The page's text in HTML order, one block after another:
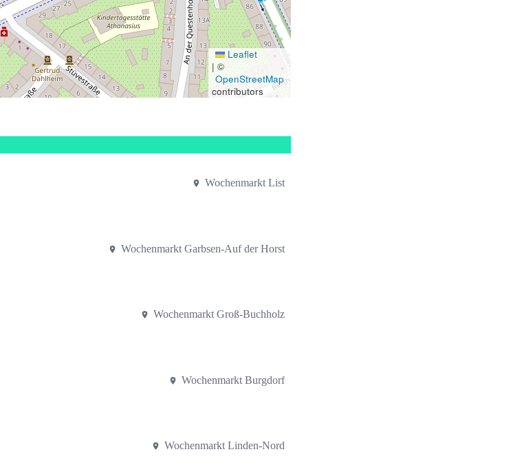
Leaflet
| ©
OpenStreetMap
contributors
Wochenmarkt List
Wochenmarkt Garbsen-Auf der Horst
Wochenmarkt Groß-Buchholz
Wochenmarkt Burgdorf
Wochenmarkt Linden-Nord